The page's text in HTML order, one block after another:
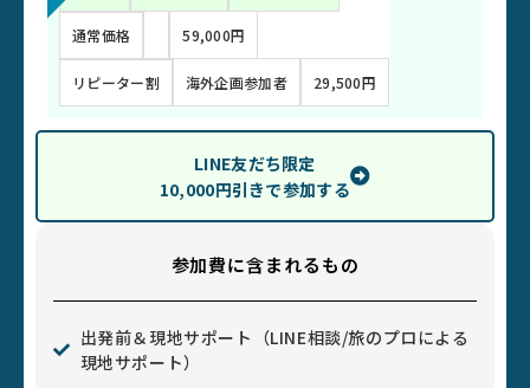
通常価格 59,000円
リピーター割 海外企画参加者 29,500円
LINE友だち限定
10,000円引きで参加する
参加費に含まれるもの
出発前＆現地サポート（LINE相談/旅のプロによる
現地サポート）